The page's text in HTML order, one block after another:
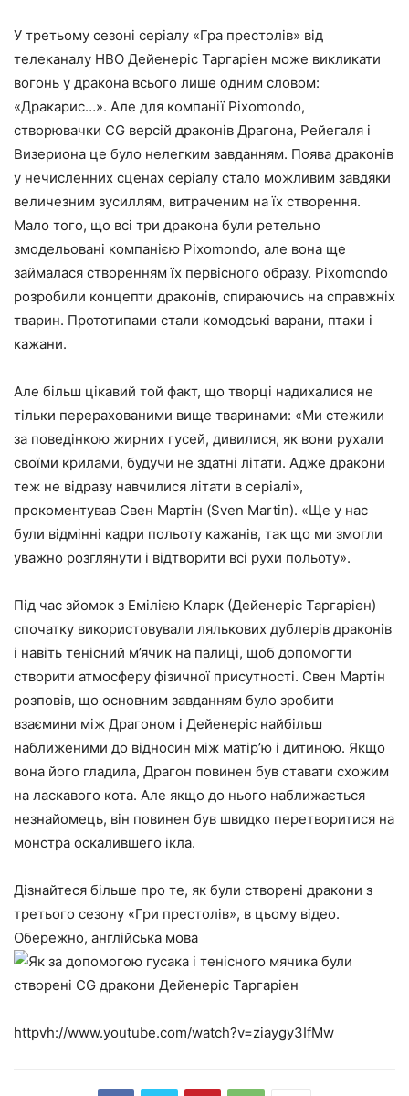
У третьому сезоні серіалу «Гра престолів» від
телеканалу HBO Дейенеріс Таргаріен може викликати
вогонь у дракона всього лише одним словом:
«Дракарис…». Але для компанії Pixomondo,
створювачки СG версій драконів Драгона, Рейегаля і
Визериона це було нелегким завданням. Поява драконів
у нечисленних сценах серіалу стало можливим завдяки
величезним зусиллям, витраченим на їх створення.
Мало того, що всі три дракона були ретельно
змодельовані компанією Pixomondo, але вона ще
займалася створенням їх первісного образу. Pixomondo
розробили концепти драконів, спираючись на справжніх
тварин. Прототипами стали комодські варани, птахи і
кажани.
Але більш цікавий той факт, що творці надихалися не
тільки перерахованими вище тваринами: «Ми стежили
за поведінкою жирних гусей, дивилися, як вони рухали
своїми крилами, будучи не здатні літати. Адже дракони
теж не відразу навчилися літати в серіалі»,
прокоментував Свен Мартін (Sven Martin). «Ще у нас
були відмінні кадри польоту кажанів, так що ми змогли
уважно розглянути і відтворити всі рухи польоту».
Під час зйомок з Емілією Кларк (Дейенеріс Таргаріен)
спочатку використовували лялькових дублерів драконів
і навіть тенісний м’ячик на палиці, щоб допомогти
створити атмосферу фізичної присутності. Свен Мартін
розповів, що основним завданням було зробити
взаємини між Драгоном і Дейенеріс найбільш
наближеними до відносин між матір’ю і дитиною. Якщо
вона його гладила, Драгон повинен був ставати схожим
на ласкавого кота. Але якщо до нього наближається
незнайомець, він повинен був швидко перетворитися на
монстра оскалившего ікла.
Дізнайтеся більше про те, як були створені дракони з
третього сезону «Гри престолів», в цьому відео.
Обережно, англійська мова
httpvh://www.youtube.com/watch?v=ziaygy3IfMw